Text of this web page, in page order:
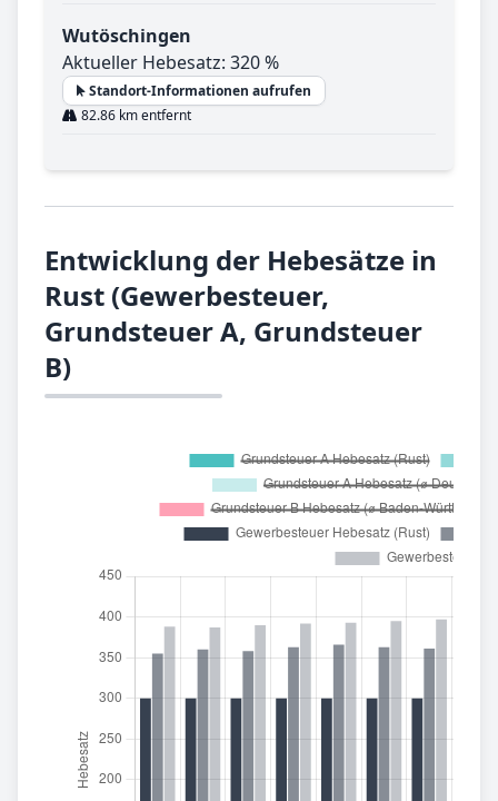
Wutöschingen
Aktueller Hebesatz: 320 %
Standort-Informationen aufrufen
82.86 km entfernt
Entwicklung der Hebesätze in
Rust (Gewerbesteuer,
Grundsteuer A, Grundsteuer
B)